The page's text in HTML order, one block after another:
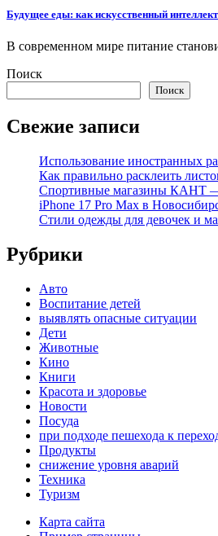
Будущее еды: как искусственный
В современном мире питание
Поиск
Поиск
Свежие записи
Использование иностранных
Как правильно расклеить
Спортивные магазины КАНТ —
iPhone 17 Pro Max в
Стили одежды для девочек и
Рубрики
Авто
Воспитание детей
выявлять опасные ситуации
Дети
Животные
Кино
Книги
Красота и здоровье
Новости
Посуда
при подходе пешехода к
Продукты
снижение уровня аварий
Техника
Туризм
Карта сайта